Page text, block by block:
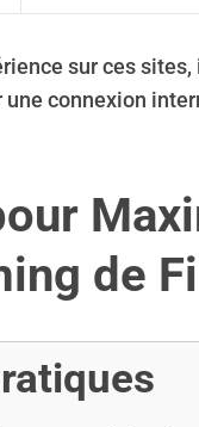
sur ces
une connexion
de